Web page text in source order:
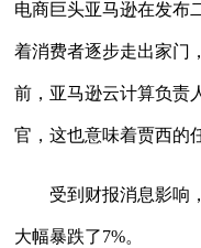
电商巨头亚马逊在发布
着消费者逐步走出家门
前，亚马逊云计算负责
官，这也意味着贾西的
受到财报消息影响
大幅暴跌了7%。